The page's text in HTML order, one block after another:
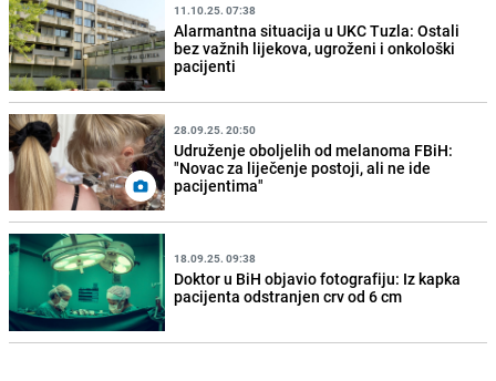
11.10.25. 07:38
Alarmantna situacija u UKC Tuzla: Ostali
bez važnih lijekova, ugroženi i onkološki
pacijenti
28.09.25. 20:50
Udruženje oboljelih od melanoma FBiH:
"Novac za liječenje postoji, ali ne ide
pacijentima"
18.09.25. 09:38
Doktor u BiH objavio fotografiju: Iz kapka
pacijenta odstranjen crv od 6 cm